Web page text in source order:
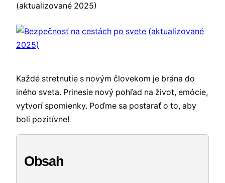
(aktualizované 2025)
Každé stretnutie s novým človekom je brána do
iného sveta. Prinesie nový pohľad na život, emócie,
vytvorí spomienky. Poďme sa postarať o to, aby
boli pozitívne!
Obsah